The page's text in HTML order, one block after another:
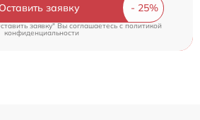
Оставить заявку
заявку" Вы соглашаетесь cполитикой
конфиденциальности